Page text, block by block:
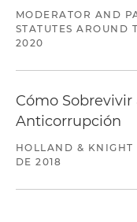
MODERATOR AND
STATUTES AROUND
2020
Cómo
Anticorrupción
HOLLAND & KNIGHT
DE 2018